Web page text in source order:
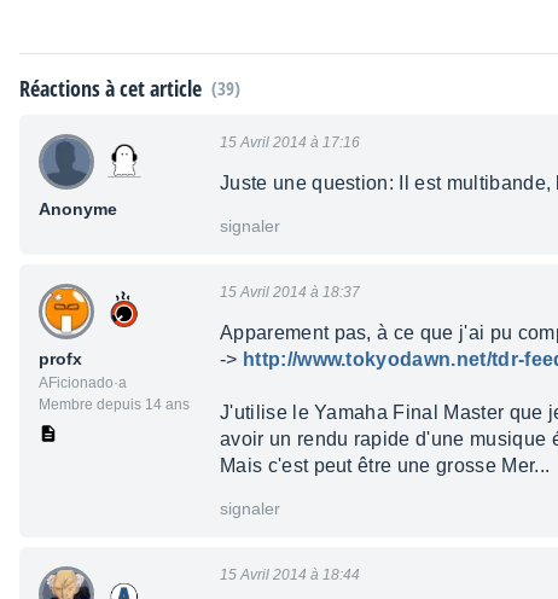
Réactions à cet article (39)
Anonyme
15 Avril 2014 à 17:16
Juste une question: Il est multibande,
signaler
profx
AFicionado·a
Membre depuis 14 ans
15 Avril 2014 à 18:37
Apparement pas, à ce que j'ai pu
-> http://www.tokyodawn.net/tdr-
J'utilise le Yamaha Final Master que
avoir un rendu rapide d'une musique
Mais c'est peut être une grosse Mer...
signaler
15 Avril 2014 à 18:44